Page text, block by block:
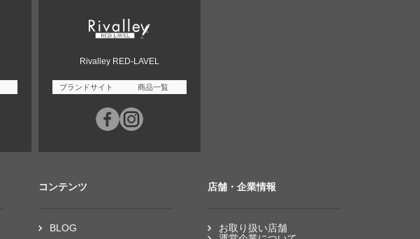
Rivalley RED-LAVEL
ブランドサイト 商品一覧
コンテンツ
BLOG
店舗・企業情報
お取り扱い店舗